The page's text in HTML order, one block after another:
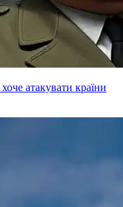
атакувати країни